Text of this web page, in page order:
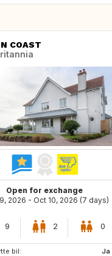
COAST
Open for exchange
2026 - Oct 10, 2026 (7 days)
9 2 0
bil:
Ja